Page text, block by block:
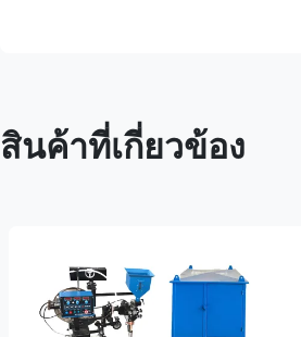
สินค้าที่เกี่ยวข้อง